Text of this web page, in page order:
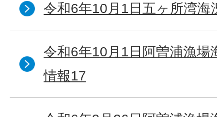
令和6年10月1日五ヶ所湾海
令和6年10月1日阿曽浦漁場
情報17